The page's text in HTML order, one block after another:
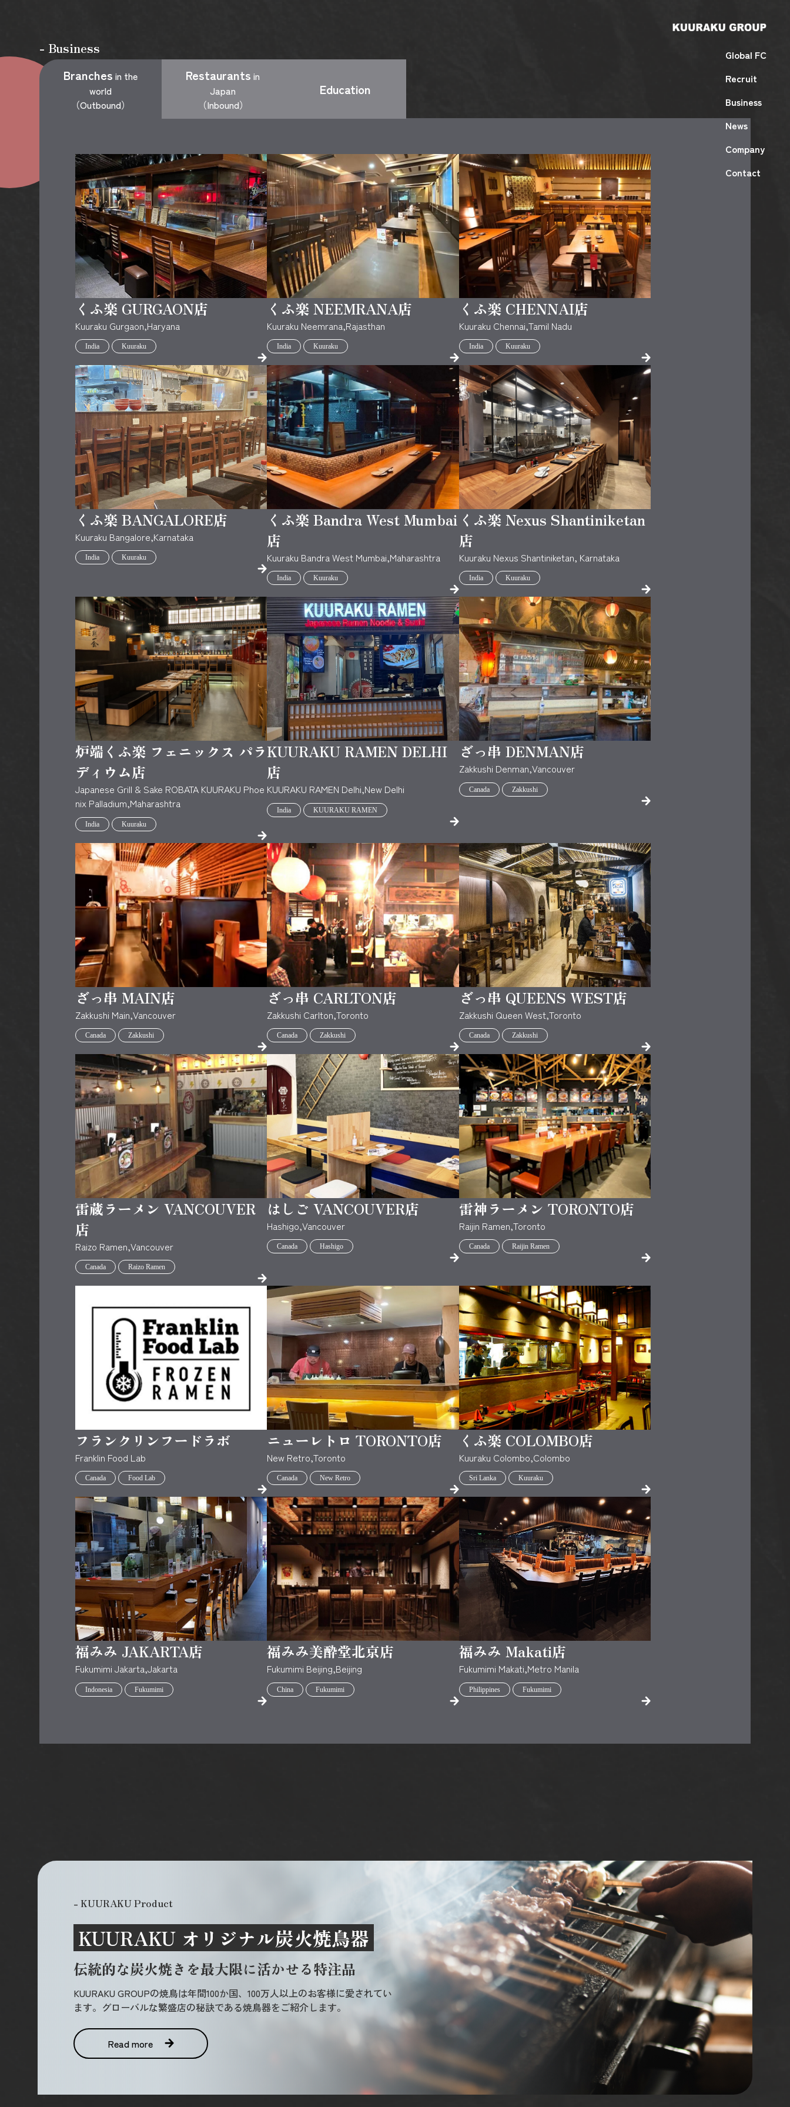
Global FC
Recruit
Business
News
Company
Contact
- Business
Branches in the
world
（Outbound）
Restaurants in
Japan
（Inbound）
Education
くふ楽 GURGAON店
Kuuraku Gurgaon,Haryana
India Kuuraku
くふ楽 NEEMRANA店
Kuuraku Neemrana,Rajasthan
India Kuuraku
くふ楽 CHENNAI店
Kuuraku Chennai,Tamil Nadu
India Kuuraku
くふ楽 BANGALORE店
Kuuraku Bangalore,Karnataka
India Kuuraku
くふ楽 Bandra West Mumbai
店
Kuuraku Bandra West Mumbai,Maharashtra
India Kuuraku
くふ楽 Nexus Shantiniketan
店
Kuuraku Nexus Shantiniketan, Karnataka
India Kuuraku
炉端くふ楽 フェニックス パラ
ディウム店
Japanese Grill & Sake ROBATA KUURAKU Phoe
nix Palladium,Maharashtra
India Kuuraku
KUURAKU RAMEN DELHI
店
KUURAKU RAMEN Delhi,New Delhi
India KUURAKU RAMEN
ざっ串 DENMAN店
Zakkushi Denman,Vancouver
Canada Zakkushi
ざっ串 MAIN店
Zakkushi Main,Vancouver
Canada Zakkushi
ざっ串 CARLTON店
Zakkushi Carlton,Toronto
Canada Zakkushi
ざっ串 QUEENS WEST店
Zakkushi Queen West,Toronto
Canada Zakkushi
雷蔵ラーメン VANCOUVER
店
Raizo Ramen,Vancouver
Canada Raizo Ramen
はしご VANCOUVER店
Hashigo,Vancouver
Canada Hashigo
雷神ラーメン TORONTO店
Raijin Ramen,Toronto
Canada Raijin Ramen
フランクリンフードラボ
Franklin Food Lab
Canada Food Lab
ニューレトロ TORONTO店
New Retro,Toronto
Canada New Retro
くふ楽 COLOMBO店
Kuuraku Colombo,Colombo
Sri Lanka Kuuraku
福みみ JAKARTA店
Fukumimi Jakarta,Jakarta
Indonesia Fukumimi
福みみ美酔堂北京店
Fukumimi Beijing,Beijing
China Fukumimi
福みみ Makati店
Fukumimi Makati,Metro Manila
Philippines Fukumimi
- KUURAKU Product
KUURAKU オリジナル炭火焼鳥器
伝統的な炭火焼きを最大限に活かせる特注品
KUURAKU GROUPの焼鳥は年間100か国、100万人以上のお客様に愛されてい
ます。グローバルな繁盛店の秘訣である焼鳥器をご紹介します。
Read more